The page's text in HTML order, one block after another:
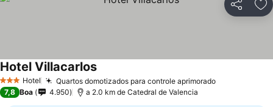
Partilhar
3 EstrelasHotel Quartos domotizados para controle aprimorado
Hotel Villacarlos
7,8 Boa 4.950 a 2.0 km de Catedral de Valencia